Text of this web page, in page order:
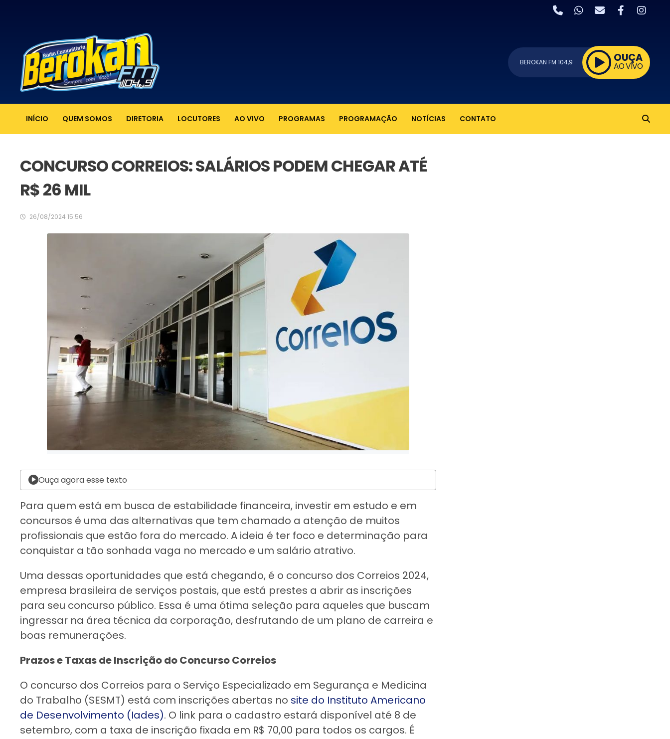
BEROKAN FM 104,9 OUÇA
AO VIVO
INÍCIO QUEM SOMOS DIRETORIA LOCUTORES AO VIVO PROGRAMAS PROGRAMAÇÃO NOTÍCIAS CONTATO
CONCURSO CORREIOS: SALÁRIOS PODEM CHEGAR ATÉ
R$ 26 MIL
26/08/2024 15:56
Ouça agora esse texto
Para quem está em busca de estabilidade financeira, investir em estudo e em
concursos é uma das alternativas que tem chamado a atenção de muitos
profissionais que estão fora do mercado. A ideia é ter foco e determinação para
conquistar a tão sonhada vaga no mercado e um salário atrativo.
Uma dessas oportunidades que está chegando, é o concurso dos Correios 2024,
empresa brasileira de serviços postais, que está prestes a abrir as inscrições
para seu concurso público. Essa é uma ótima seleção para aqueles que buscam
ingressar na área técnica da corporação, desfrutando de um plano de carreira e
boas remunerações.
Prazos e Taxas de Inscrição do Concurso Correios
O concurso dos Correios para o Serviço Especializado em Segurança e Medicina
do Trabalho (SESMT) está com inscrições abertas no site do Instituto Americano
de Desenvolvimento (Iades). O link para o cadastro estará disponível até 8 de
setembro, com a taxa de inscrição fixada em R$ 70,00 para todos os cargos. É